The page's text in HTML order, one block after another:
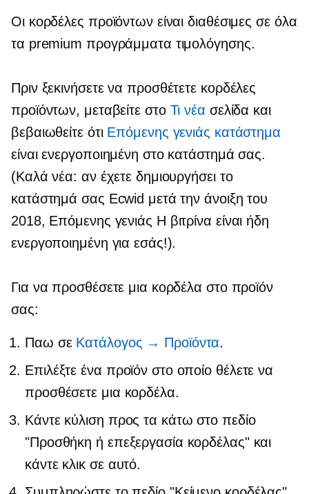
Οι κορδέλες προϊόντων είναι διαθέσιμες σε όλα
τα premium προγράμματα τιμολόγησης.
Πριν ξεκινήσετε να προσθέτετε κορδέλες
προϊόντων, μεταβείτε στο Τι νέα σελίδα και
βεβαιωθείτε ότι Επόμενης γενιάς κατάστημα
είναι ενεργοποιημένη στο κατάστημά σας.
(Καλά νέα: αν έχετε δημιουργήσει το
κατάστημά σας Ecwid μετά την άνοιξη του
2018, Επόμενης γενιάς Η βιτρίνα είναι ήδη
ενεργοποιημένη για εσάς!).
Για να προσθέσετε μια κορδέλα στο προϊόν
σας:
Παω σε Κατάλογος → Προϊόντα.
Επιλέξτε ένα προϊόν στο οποίο θέλετε να
προσθέσετε μια κορδέλα.
Κάντε κύλιση προς τα κάτω στο πεδίο
"Προσθήκη ή επεξεργασία κορδέλας" και
κάντε κλικ σε αυτό.